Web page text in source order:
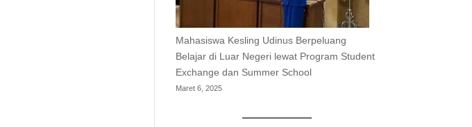
Mahasiswa Kesling Udinus Berpeluang
Belajar di Luar Negeri lewat Program Student
Exchange dan Summer School
Maret 6, 2025